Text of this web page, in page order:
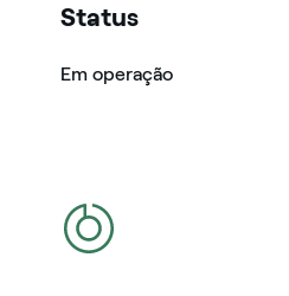
Status
Em operação
icon